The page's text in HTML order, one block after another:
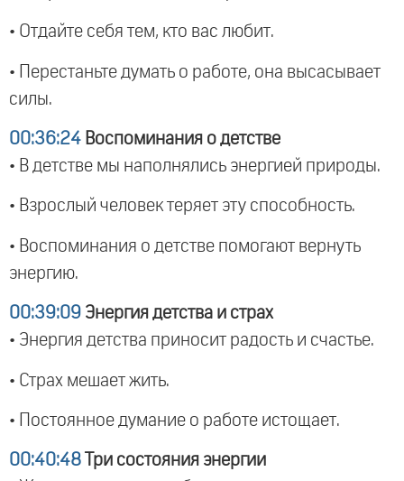
• Отдайте себя тем, кто вас любит.
• Перестаньте думать о работе, она высасывает
силы.
00:36:24 Воспоминания о детстве
• В детстве мы наполнялись энергией природы.
• Взрослый человек теряет эту способность.
• Воспоминания о детстве помогают вернуть
энергию.
00:39:09 Энергия детства и страх
• Энергия детства приносит радость и счастье.
• Страх мешает жить.
• Постоянное думание о работе истощает.
00:40:48 Три состояния энергии